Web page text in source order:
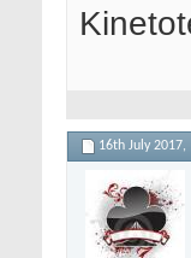
16th July 2017,